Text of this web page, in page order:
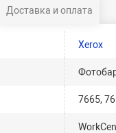
Доставка и оплата
Xerox
7665,